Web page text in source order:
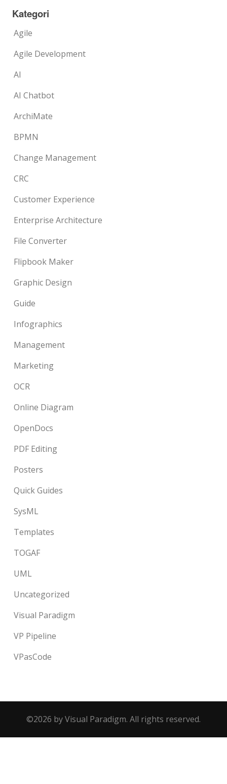
Kategori
Agile
Agile Development
AI
AI Chatbot
ArchiMate
BPMN
Change Management
CRC
Customer Experience
Enterprise Architecture
File Converter
Flipbook Maker
Graphic Design
Guide
Infographics
Management
Marketing
OCR
Online Diagram
OpenDocs
PDF Editing
Posters
Quick Guides
SysML
Templates
TOGAF
UML
Uncategorized
Visual Paradigm
VP Pipeline
VPasCode
©2026 by Visual Paradigm. All rights reserved.